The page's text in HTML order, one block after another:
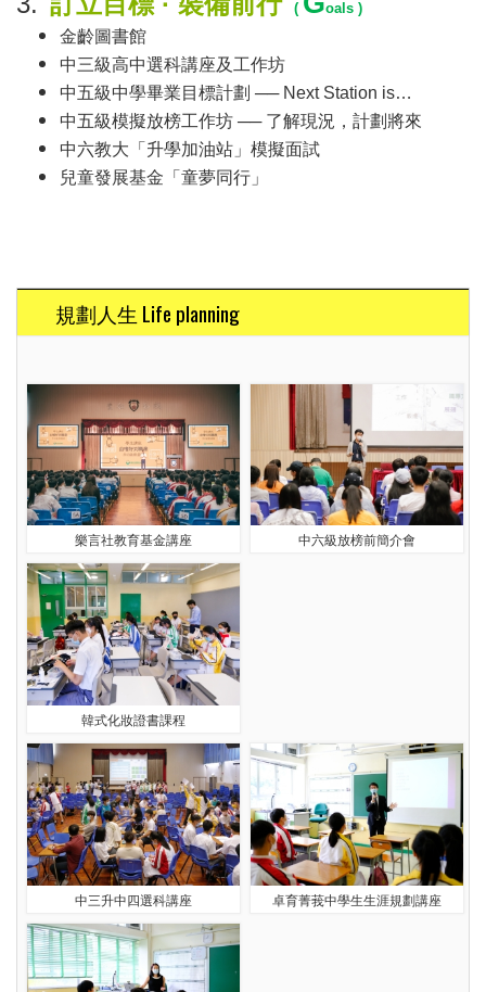
( oals )
金齡圖書館
中三級高中選科講座及工作坊
中五級中學畢業目標計劃 ──Next Station is…
中五級模擬放榜工作坊 ── 了解現況，計劃將來
中六教大「升學加油站」模擬面試
兒童發展基金「童夢同行」
規劃人生 Life planning
樂言社教育基金講座 中六級放榜前簡介會
韓式化妝證書課程
中三升中四選科講座 卓育菁莪中學生生涯規劃講座